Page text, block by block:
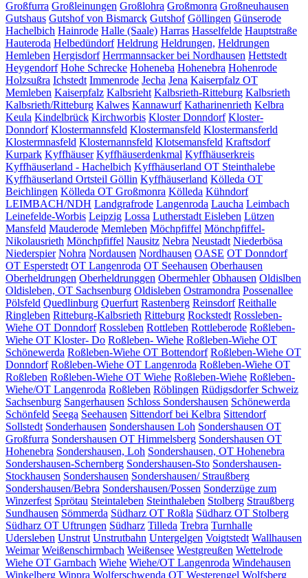
Großfurra Großleinungen Großlohra Großmonra Großneuhausen
Gutshaus Gutshof von Bismarck Gutshof Göllingen Günserode
Hachelbich Hainrode Halle (Saale) Harras Hasselfelde Hauptstraße
Hauteroda Helbedündorf Heldrung Heldrungen, Heldrungen
Hemleben Hergisdorf Herrmannsacker bei Nordhausen Hettstedt
Heygendorf Hohe Schrecke Hoheneba Hohenebra Hohenrode
Holzsußra Ichstedt Immenrode Jecha Jena Kaiserpfalz OT
Memleben Kaiserpfalz Kalbsrieht Kalbsrieth-Ritteburg Kalbsrieth
Kalbsrieth/Ritteburg Kalwes Kannawurf Katharinenrieth Kelbra
Keula Kindelbrück Kirchworbis Kloster Donndorf Kloster-
Donndorf Klostermannsfeld Klostermansfeld Klostermansferld
Klostermnasfeld Klosternannsfeld Klotsemansfeld Kraftsdorf
Kurpark Kyffhäuser Kyffhäuserdenkmal Kyffhäuserkreis
Kyffhäuserland - Hachelbich Kyffhäuserland OT Steinthalebe
Kyffhäuserland Ortsteil Göllin Kyffhäuserland Kölleda OT
Beichlingen Kölleda OT Großmonra Kölleda Kühndorf
LEIMBACH/NDH Landgrafrode Langenroda Laucha Leimbach
Leinefelde-Worbis Leipzig Lossa Lutherstadt Eisleben Lützen
Mansfeld Mauderode Memleben Möchpfiffel Mönchpfiffel-
Nikolausrieth Mönchpfiffel Nausitz Nebra Neustadt Niederbösa
Niederspier Nohra Nordausen Nordhausen OASE OT Donndorf
OT Esperstedt OT Langenroda OT Seehausen Oberhausen
Oberheldrungen Oberheldrunggen Obermehler Obhausen Oldislben
Oldisleben, OT Sachsenburg Oldisleben Ostramondra Possenallee
Pölsfeld Quedlinburg Querfurt Rastenberg Reinsdorf Reithalle
Ringleben Ritteburg-Kalbsrieth Ritteburg Rockstedt Rossleben-
Wiehe OT Donndorf Rossleben Rottleben Rottleberode Roßleben-
Wiehe OT Kloster- Do Roßleben- Wiehe Roßleben-Wiehe OT
Schönewerda Roßleben-Wiehe OT Bottendorf Roßleben-Wiehe OT
Donndorf Roßleben-Wiehe OT Langenroda Roßleben-Wiehe OT
Roßleben Roßleben-Wiehe OT Wiehe Roßleben-Wiehe Roßleben-
Wiehe/OT Langenroda Roßleben Röblingen Rüdigsdorfer Schweiz
Sachsenburg Sangerhausen Schloss Sondershausen Schönewerda
Schönfeld Seega Seehausen Sittendorf bei Kelbra Sittendorf
Sollstedt Sonderhausen Sondershausen Loh Sondershausen OT
Großfurra Sondershausen OT Himmelsberg Sondershausen OT
Hohenebra Sondershausen, Loh Sondershausen, OT Hohenebra
Sondershausen-Schernberg Sondershausen-Sto Sondershausen-
Stockhausen Sondershausen Sondershausen/ Straußberg
Sondershausen/Bebra Sondershausen/Possen Sonderzüge zum
Winzerfest Sprötau Steintaleben Steinthaleben Stolberg Straußberg
Sundhausen Sömmerda Südharz OT Roßla Südharz OT Stolberg
Südharz OT Uftrungen Südharz Tilleda Trebra Turnhalle
Udersleben Unstrut Unstrutbahn Untergelgen Voigtstedt Wallhausen
Weimar Weißenschirmbach Weißensee Westgreußen Wettelrode
Wiehe OT Garnbach Wiehe Wiehe/OT Langenroda Windehausen
Winkelberg Wippra Wolferschwenda OT Westerengel Wolfsberg